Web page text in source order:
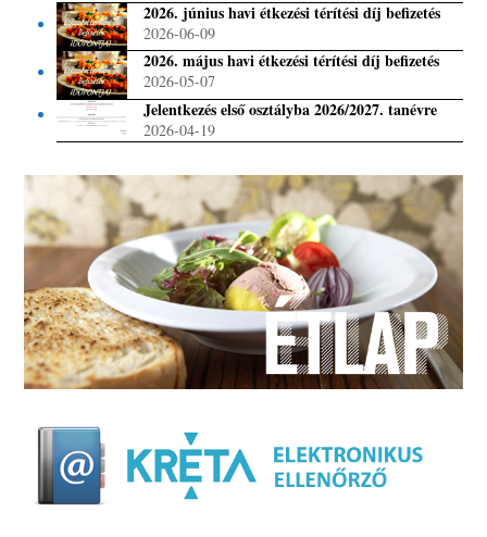
2026. június havi étkezési térítési díj befizetés
2026-06-09
2026. május havi étkezési térítési díj befizetés
2026-05-07
Jelentkezés első osztályba 2026/2027. tanévre
2026-04-19